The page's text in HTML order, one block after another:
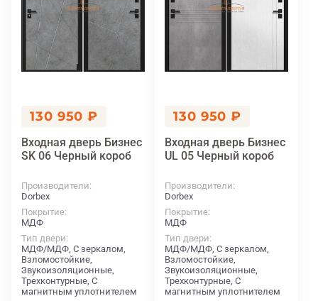
130 950 ₽
Входная дверь Бизнес
SK 06 Черный короб
Производители
Dorbex
Покрытие
МДФ
Тип двери
МДФ/МДФ, С зеркалом,
Взломостойкие,
Звукоизоляционные,
Трехконтурные, С
магнитным уплотнителем
130 950 ₽
Входная дверь Бизнес
UL 05 Черный короб
Производители
Dorbex
Покрытие
МДФ
Тип двери
МДФ/МДФ, С зеркалом,
Взломостойкие,
Звукоизоляционные,
Трехконтурные, С
магнитным уплотнителем